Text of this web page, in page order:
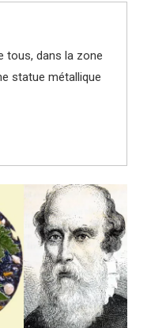
tous, dans la zone
statue métallique